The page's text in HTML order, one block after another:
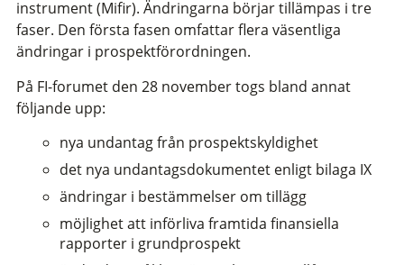
instrument (Mifir). Ändringarna börjar tillämpas i tre
faser. Den första fasen omfattar flera väsentliga
ändringar i prospektförordningen.
På FI-forumet den 28 november togs bland annat
följande upp:
nya undantag från prospektskyldighet
det nya undantagsdokumentet enligt bilaga IX
ändringar i bestämmelser om tillägg
möjlighet att införliva framtida finansiella
rapporter i grundprospekt